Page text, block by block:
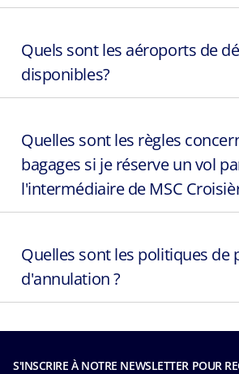
Quels sont les aéroports de
disponibles?
Quelles sont les règles
bagages si je réserve un vol
l'intermédiaire de MSC
Quelles sont les politiques de
d'annulation ?
S'INSCRIRE À NOTRE NEWSLETTER POUR